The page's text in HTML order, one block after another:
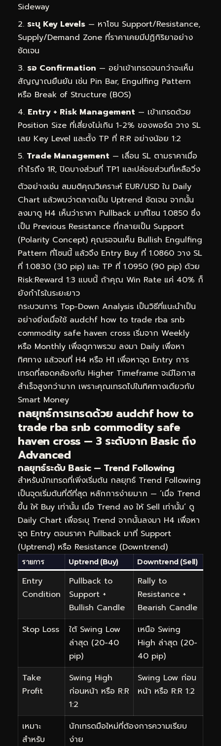
Sideway
ระบุ Key Levels — หาโซน Support/Resistance,
Supply/Demand Zone ที่ราคาเคยมีปฏิกิริยาอย่าง
ชัดเจน
รอ Confirmation — อย่าเข้าเทรดจนกว่าจะเห็น
สัญญาณยืนยัน เช่น Pin Bar, Engulfing Pattern
หรือ Break of Structure (BOS)
Entry + Risk Management — เข้าเทรดด้วย
Position Size ที่เสี่ยงไม่เกิน 1-2% ของพอร์ต วาง SL
เลย Key Level และตั้ง TP ที่ R:R อย่างน้อย 1:2
Trade Management — เลื่อน SL ตามราคาเมื่อ
กำไรถึง 1R, ปิดบางส่วนที่ TP1 และปล่อยส่วนที่เหลือวิ่ง
ตัวอย่างเช่น สมมติคุณวิเคราะห์ EUR/USD ใน Daily
Chart แล้วพบว่าตลาดเป็น Uptrend ชัดเจน จากนั้น
ลงมาดู H4 เห็นว่าราคา Pullback มาที่โซน 1.0850 ซึ่ง
เป็น Previous Resistance ที่กลายเป็น Support
(Polarity Concept) คุณรอจนเห็น Bullish Engulfing
Pattern ที่โซนนี้ แล้วจึง Entry Buy ที่ 1.0860 วาง SL
ที่ 1.0830 (30 pip) และ TP ที่ 1.0950 (90 pip) ด้วย
Risk:Reward 1:3 แบบนี้ ถ้าคุณ Win Rate แค่ 40% ก็
ยังกำไรในระยะยาว
กระบวนการ Top-Down Analysis เป็นวิธีที่แนะนำเป็น
อย่างยิ่งเมื่อใช้ audchf how to trade rba snb
commodity safe haven cross เริ่มจาก Weekly
หรือ Monthly เพื่อดูภาพรวม ลงมา Daily เพื่อหา
ทิศทาง แล้วจบที่ H4 หรือ H1 เพื่อหาจุด Entry การ
เทรดที่สอดคล้องกับ Higher Timeframe จะมีโอกาส
สำเร็จสูงกว่ามาก เพราะคุณเทรดไปในทิศทางเดียวกับ
Smart Money
กลยุทธ์การเทรดด้วย audchf how to
trade rba snb commodity safe
haven cross — 3 ระดับจาก Basic ถึง
Advanced
กลยุทธ์ระดับ Basic — Trend Following
สำหรับนักเทรดที่เพิ่งเริ่มต้น กลยุทธ์ Trend Following
เป็นจุดเริ่มต้นที่ดีที่สุด หลักการง่ายมาก — ‘เมื่อ Trend
ขึ้น ให้ Buy เท่านั้น เมื่อ Trend ลง ให้ Sell เท่านั้น’ ดู
Daily Chart เพื่อระบุ Trend จากนั้นลงมา H4 เพื่อหา
จุด Entry ตอนราคา Pullback มาที่ Support
(Uptrend) หรือ Resistance (Downtrend)
รายการ Uptrend (Buy) Downtrend (Sell)
Entry
Condition
Pullback to
Support +
Bullish Candle
Rally to
Resistance +
Bearish Candle
Stop Loss
ใต้ Swing Low
ล่าสุด (20-40
pip)
เหนือ Swing
High ล่าสุด (20-
40 pip)
Take
Profit
Swing High
ก่อนหน้า หรือ R:R
1:2
Swing Low ก่อน
หน้า หรือ R:R 1:2
เหมาะ
สำหรับ
นักเทรดมือใหม่ที่ต้องการความเรียบ
ง่าย